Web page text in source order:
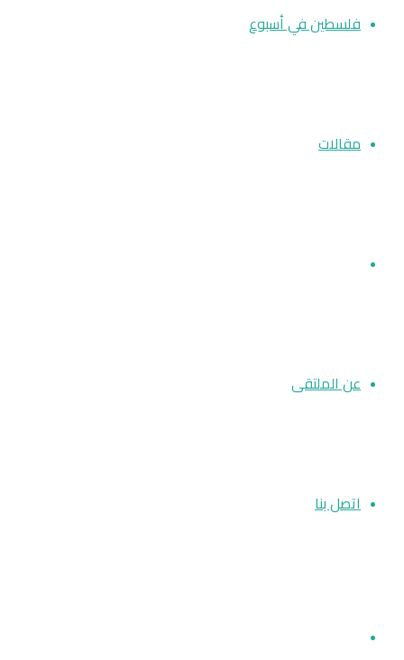
فلسطين في أسبوع
مقالات
عن الملتقى
اتصل بنا